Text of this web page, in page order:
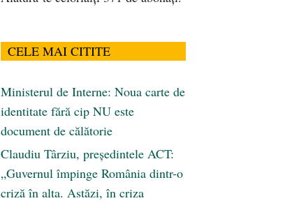
CELE MAI CITITE
Ministerul de Interne: Noua carte de
identitate fără cip NU este
document de călătorie
Claudiu Târziu, președintele ACT:
„Guvernul împinge România dintr-o
criză în alta. Astăzi, în criza